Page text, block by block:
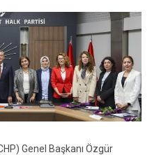
Genel Başkanı Özgür